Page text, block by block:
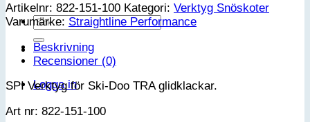
Sök
efter:
Logga in
Ski-
Doo
TRA
glidklackar
mängd
Artikelnr: 822-151-100 Kategori: Verktyg Snöskoter
Varumärke: Straightline Performance
Beskrivning
Recensioner (0)
SPI Verktyg för Ski-Doo TRA glidklackar.
Art nr: 822-151-100